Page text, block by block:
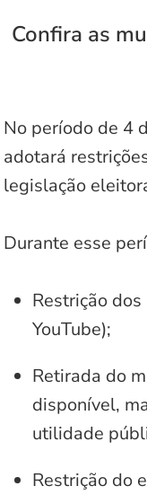
Confira as
No período de 4
adotará
legislação
Durante esse
Restrição
YouTube);
Retirada do
disponível,
utilidade
Restrição do